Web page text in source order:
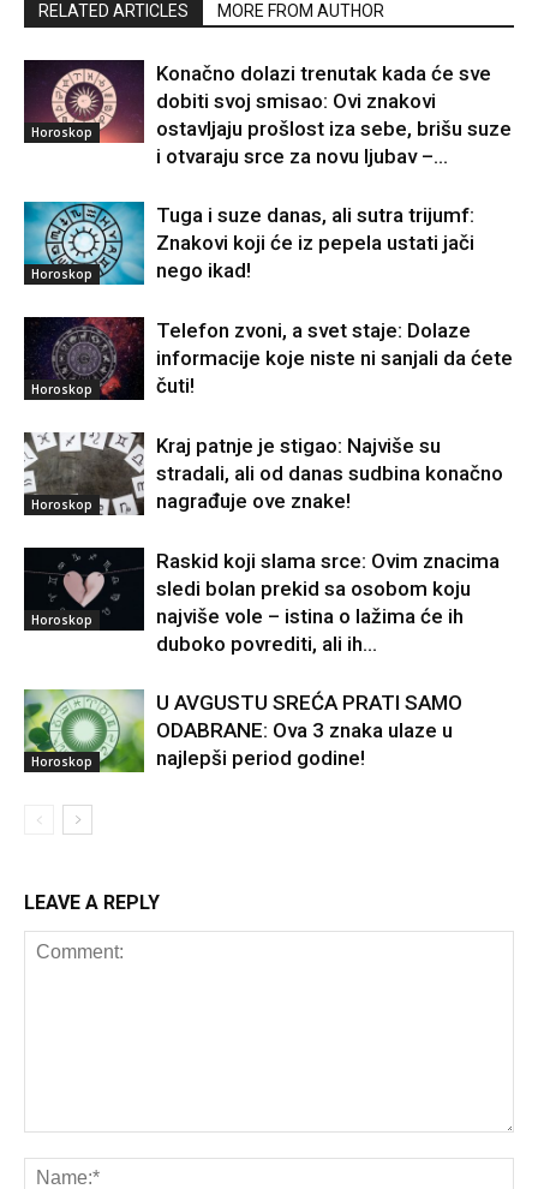
RELATED ARTICLES MORE FROM AUTHOR
Horoskop
Konačno dolazi trenutak kada će sve
dobiti svoj smisao: Ovi znakovi
ostavljaju prošlost iza sebe, brišu suze
i otvaraju srce za novu ljubav –...
Horoskop
Tuga i suze danas, ali sutra trijumf:
Znakovi koji će iz pepela ustati jači
nego ikad!
Horoskop
Telefon zvoni, a svet staje: Dolaze
informacije koje niste ni sanjali da ćete
čuti!
Horoskop
Kraj patnje je stigao: Najviše su
stradali, ali od danas sudbina konačno
nagrađuje ove znake!
Horoskop
Raskid koji slama srce: Ovim znacima
sledi bolan prekid sa osobom koju
najviše vole – istina o lažima će ih
duboko povrediti, ali ih...
Horoskop
U AVGUSTU SREĆA PRATI SAMO
ODABRANE: Ova 3 znaka ulaze u
najlepši period godine!
LEAVE A REPLY